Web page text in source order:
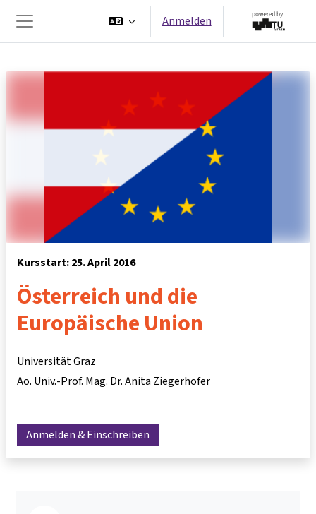
Website-Übersicht
Anmelden
Kursstart: 25. April 2016
Österreich und die
Europäische Union
Universität Graz
Ao. Univ.-Prof. Mag. Dr. Anita Ziegerhofer
Anmelden & Einschreiben